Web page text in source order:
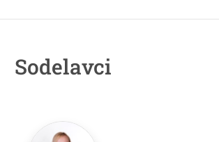
Sodelavci